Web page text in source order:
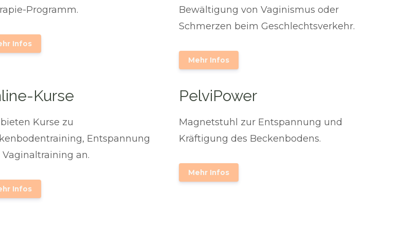
Programm.
Infos
Bewältigung von Vaginismus oder
Schmerzen beim Geschlechtsverkehr.
Mehr Infos
Kurse
Kurse zu
Entspannung
Vaginaltraining an.
Infos
PelviPower
Magnetstuhl zur Entspannung und
Kräftigung des Beckenbodens.
Mehr Infos